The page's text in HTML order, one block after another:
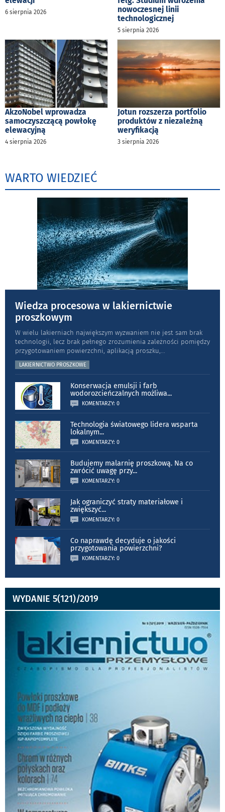
6 sierpnia 2026
nowoczesnej linii
technologicznej
5 sierpnia 2026
AkzoNobel wprowadza
samoczyszczącą powłokę
elewacyjną
4 sierpnia 2026
Jotun rozszerza portfolio
produktów z niezależną
weryfikacją
3 sierpnia 2026
WARTO WIEDZIEĆ
Wiedza procesowa w lakiernictwie
proszkowym
W wielu lakierniach największym wyzwaniem nie jest sam brak
technologii, lecz brak pełnego zrozumienia zależności pomiędzy
przygotowaniem powierzchni, aplikacją proszku,...
LAKIERNICTWO PROSZKOWE
Konserwacja emulsji i farb
wodorozcieńczalnych możliwa...
KOMENTARZY: 0
Technologia światowego lidera wsparta
lokalnym...
KOMENTARZY: 0
Budujemy malarnię proszkową. Na co
zwrócić uwagę przy...
KOMENTARZY: 0
Jak ograniczyć straty materiałowe i
zwiększyć...
KOMENTARZY: 0
Co naprawdę decyduje o jakości
przygotowania powierzchni?
KOMENTARZY: 0
WYDANIE 5(121)/2019